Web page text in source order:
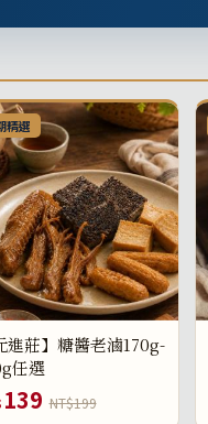
精選
進莊】糖醬老滷170g-
任選
139 NT$199